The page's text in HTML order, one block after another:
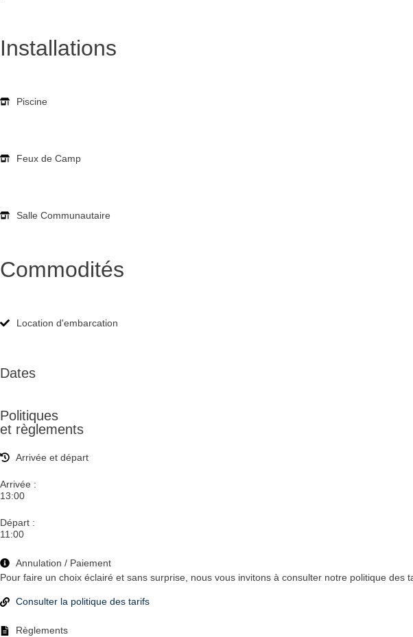
Installations
Piscine
Feux de Camp
Salle Communautaire
Commodités
Location d'embarcation
Dates
Politiques
et règlements
Arrivée et départ
Arrivée :
13:00
Départ :
11:00
Annulation / Paiement
Pour faire un choix éclairé et sans surprise, nous vous invitons à consulter notre politique
Consulter la politique des tarifs
Règlements